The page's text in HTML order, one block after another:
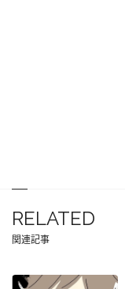
RELATED
関連記事